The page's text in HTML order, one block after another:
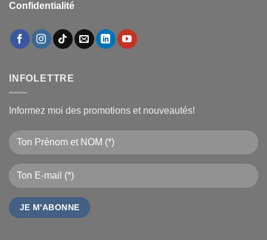
Confidentialité
INFOLETTRE
Informez moi des promotions et nouveautés!